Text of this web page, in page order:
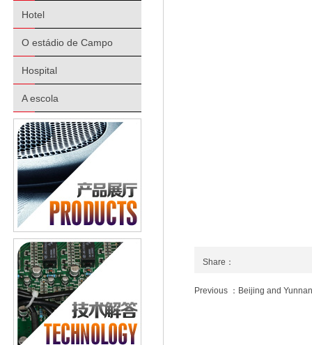
Hotel
O estádio de Campo
Hospital
A escola
Share：
Previous ：Beijing and